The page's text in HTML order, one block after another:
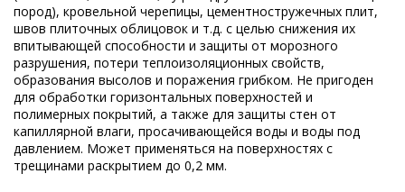
пород), кровельной черепицы, цементностружечных плит,
швов плиточных облицовок и т.д. с целью снижения их
впитывающей способности и защиты от морозного
разрушения, потери теплоизоляционных свойств,
образования высолов и поражения грибком. Не пригоден
для обработки горизонтальных поверхностей и
полимерных покрытий, а также для защиты стен от
капиллярной влаги, просачивающейся воды и воды под
давлением. Может применяться на поверхностях с
трещинами раскрытием до 0,2 мм.